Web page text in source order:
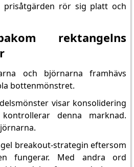
prisåtgärden rör sig platt och
rektangelns
och björnarna framhävs
bottenmönstret.
visar konsolidering
denna marknad.
breakout-strategin eftersom
fungerar. Med andra ord